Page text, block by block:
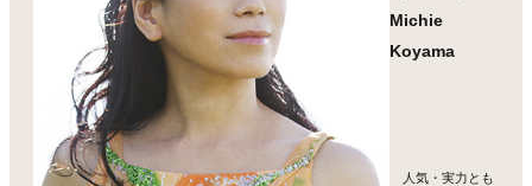
Michie
Koyama
人気・実力とも